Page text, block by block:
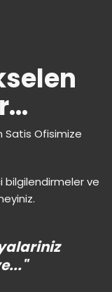
Satis Ofisimize
ve